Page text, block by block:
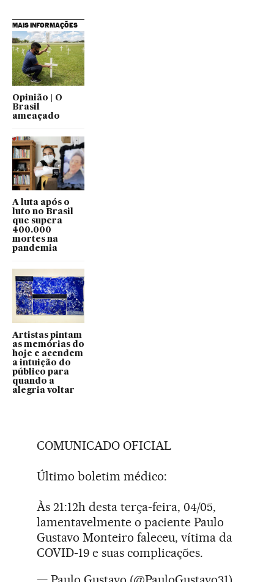
MAIS INFORMAÇÕES
Opinião | O
Brasil
ameaçado
A luta após o
luto no Brasil
que supera
400.000
mortes na
pandemia
Artistas pintam
as memórias do
hoje e acendem
a intuição do
público para
quando a
alegria voltar
COMUNICADO OFICIAL
Último boletim médico:
Às 21:12h desta terça-feira, 04/05,
lamentavelmente o paciente Paulo
Gustavo Monteiro faleceu, vítima da
COVID-19 e suas complicações.